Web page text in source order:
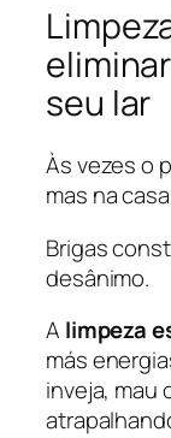
seu lar
Às vezes o
mas na
Brigas
desânimo.
A limpeza
más
inveja, mau